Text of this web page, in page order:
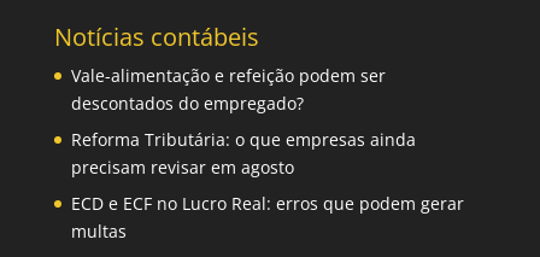
Notícias contábeis
Vale-alimentação e refeição podem ser
descontados do empregado?
Reforma Tributária: o que empresas ainda
precisam revisar em agosto
ECD e ECF no Lucro Real: erros que podem gerar
multas